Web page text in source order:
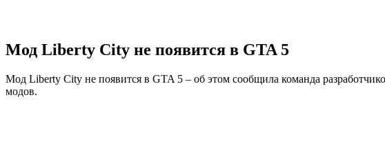
Мод Liberty City не появится в GTA 5
Мод Liberty City не появится в GTA 5 – об этом сообщила команда
модов.